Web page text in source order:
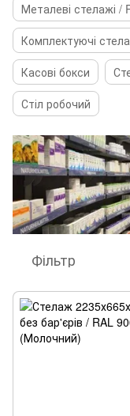
Металеві стелажі /
Комплектуючі
Касові бокси
Стіл робочий
Фільтр